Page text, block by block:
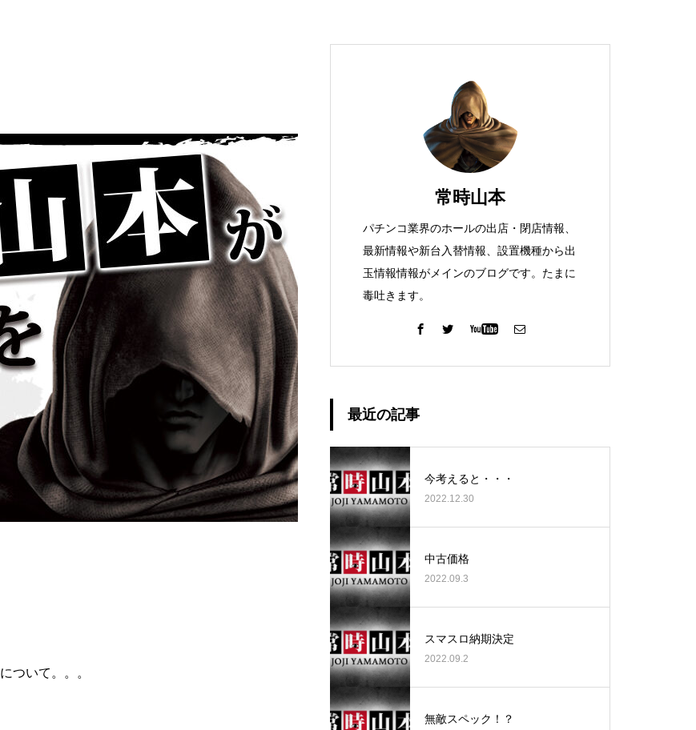
S新鬼武者
民事再生申請 検定通過状況
東京イースト様
パンドラ横須賀店様 ゴールデンセンター様
について。。。
常時山本
パチンコ業界のホールの出店・閉店情報、
最新情報や新台入替情報、設置機種から出
玉情報情報がメインのブログです。たまに
毒吐きます。
最近の記事
今考えると・・・
2022.12.30
中古価格
2022.09.3
スマスロ納期決定
2022.09.2
無敵スペック！？